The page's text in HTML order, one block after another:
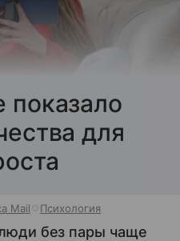
показало
для
Mail Психология
без пары чаще